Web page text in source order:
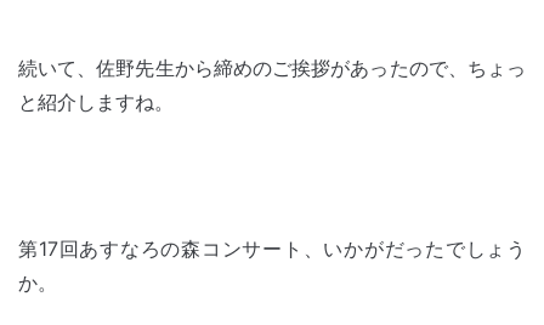
続いて、佐野先生から締めのご挨拶があったので、ちょっ
と紹介しますね。
第17回あすなろの森コンサート、いかがだったでしょう
か。